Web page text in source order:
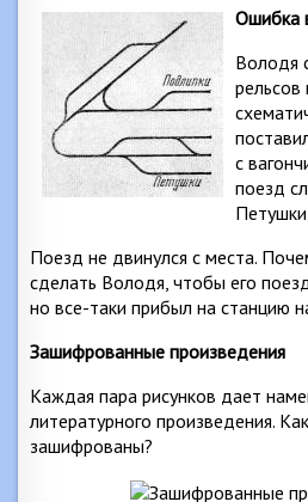
Ошибка
Володя
с
поезд
Поезд не двинулся с места.
сделать Володя, чтобы его
но все-таки прибыл на станцию
Зашифрованные произведения
Каждая пара рисунков дает
литературного произведения.
зашифрованы?